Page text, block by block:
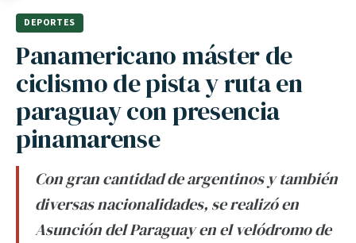
DEPORTES
Panamericano máster de
ciclismo de pista y ruta en
paraguay con presencia
pinamarense
Con gran cantidad de argentinos y también
diversas nacionalidades, se realizó en
Asunción del Paraguay en el velódromo de